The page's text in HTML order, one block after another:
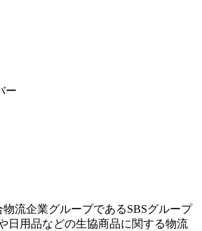
ー
物流企業グループであるSBSグループ
日用品などの生協商品に関する物流